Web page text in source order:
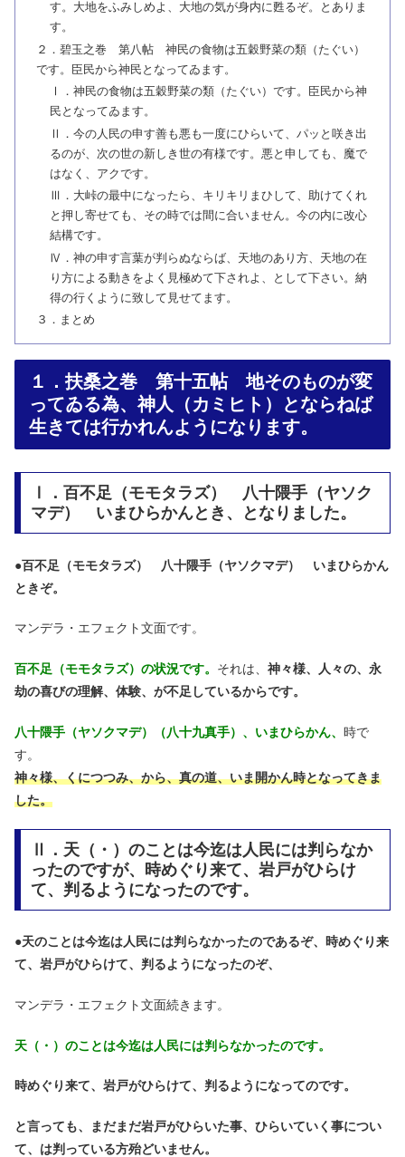
す。大地をふみしめよ、大地の気が身内に甦るぞ。とありま
す。
２．碧玉之巻 第八帖 神民の食物は五穀野菜の類（たぐい）
です。臣民から神民となってゐます。
Ⅰ．神民の食物は五穀野菜の類（たぐい）です。臣民から神
民となってゐます。
Ⅱ．今の人民の申す善も悪も一度にひらいて、パッと咲き出
るのが、次の世の新しき世の有様です。悪と申しても、魔で
はなく、アクです。
Ⅲ．大峠の最中になったら、キリキリまひして、助けてくれ
と押し寄せても、その時では間に合いません。今の内に改心
結構です。
Ⅳ．神の申す言葉が判らぬならば、天地のあり方、天地の在
り方による動きをよく見極めて下されよ、として下さい。納
得の行くように致して見せてます。
３．まとめ
１．扶桑之巻 第十五帖 地そのものが変
ってゐる為、神人（カミヒト）とならねば
生きては行かれんようになります。
Ⅰ．百不足（モモタラズ） 八十隈手（ヤソク
マデ） いまひらかんとき、となりました。
●百不足（モモタラズ） 八十隈手（ヤソクマデ） いまひらかん
ときぞ。
マンデラ・エフェクト文面です。
百不足（モモタラズ）の状況です。 それは、 神々様、人々の、永
劫の喜びの理解、体験、が不足しているからです。
八十隈手（ヤソクマデ）（八十九真手）、いまひらかん、 時で
す。
神々様、くにつつみ、から、真の道、いま開かん時となってきま
した。
Ⅱ．天（・）のことは今迄は人民には判らなか
ったのですが、時めぐり来て、岩戸がひらけ
て、判るようになったのです。
●天のことは今迄は人民には判らなかったのであるぞ、時めぐり来
て、岩戸がひらけて、判るようになったのぞ、
マンデラ・エフェクト文面続きます。
天（・）のことは今迄は人民には判らなかったのです。
時めぐり来て、岩戸がひらけて、判るようになってのです。
と言っても、まだまだ岩戸がひらいた事、ひらいていく事につい
て、は判っている方殆どいません。